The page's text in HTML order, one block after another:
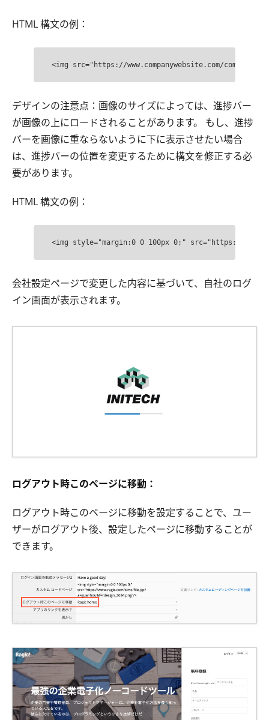
HTML 構文の例：
デザインの注意点：画像のサイズによっては、進捗バー
が画像の上にロードされることがあります。 もし、進捗
バーを画像に重ならないように下に表示させたい場合
は、進捗バーの位置を変更するために構文を修正する必
要があります。
HTML 構文の例：
会社設定ページで変更した内容に基づいて、自社のログ
イン画面が表示されます。
ログアウト時このページに移動：
ログアウト時このページに移動を設定することで、ユー
ザーがログアウト後、設定したページに移動することが
できます。